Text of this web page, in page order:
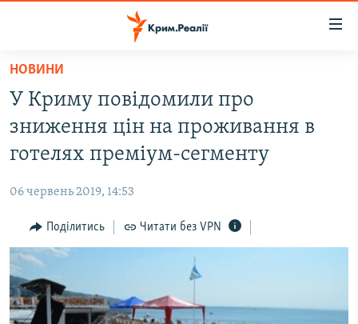
Перейти
основного
матеріалу
до
основної
навігації
Перейти
до
пошуку
ВОДА.КРИМ
БЛОГИ
ПОГЛЯД
ІНТЕРВ'Ю
ВСЕ ЗА ДЕНЬ
СПЕЦПРОЕКТИ
НОВИНИ
У Криму повідомили про
зниження цін на проживання в
готелях преміум-сегменту
06 червень 2019, 14:53
Поділитись Читати без VPN